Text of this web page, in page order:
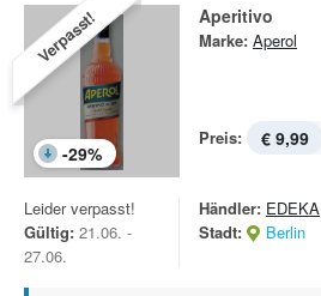
Verpasst!
-29%
Aperitivo
Marke: Aperol
Preis: € 9,99
Leider verpasst!
Gültig: 21.06. -
27.06.
Händler: EDEKA
Stadt:
Berlin